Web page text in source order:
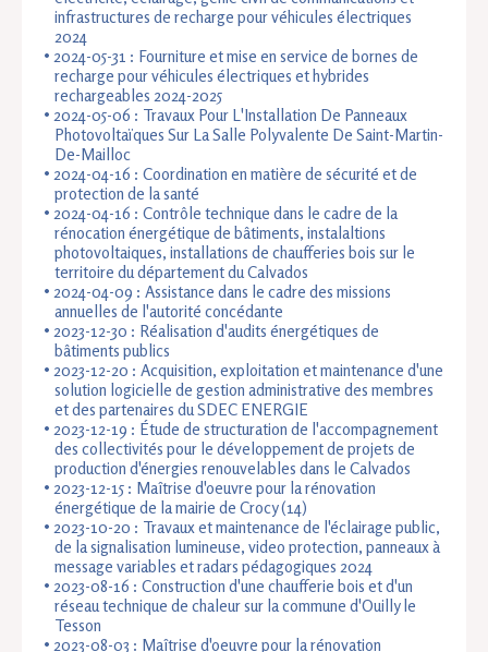
infrastructures de recharge pour véhicules électriques
2024
2024-05-31 : Fourniture et mise en service de bornes de
recharge pour véhicules électriques et hybrides
rechargeables 2024-2025
2024-05-06 : Travaux Pour L'Installation De Panneaux
Photovoltaïques Sur La Salle Polyvalente De Saint-Martin-
De-Mailloc
2024-04-16 : Coordination en matière de sécurité et de
protection de la santé
2024-04-16 : Contrôle technique dans le cadre de la
rénocation énergétique de bâtiments, instalaltions
photovoltaiques, installations de chaufferies bois sur le
territoire du département du Calvados
2024-04-09 : Assistance dans le cadre des missions
annuelles de l'autorité concédante
2023-12-30 : Réalisation d'audits énergétiques de
bâtiments publics
2023-12-20 : Acquisition, exploitation et maintenance d'une
solution logicielle de gestion administrative des membres
et des partenaires du SDEC ENERGIE
2023-12-19 : Étude de structuration de l'accompagnement
des collectivités pour le développement de projets de
production d'énergies renouvelables dans le Calvados
2023-12-15 : Maîtrise d'oeuvre pour la rénovation
énergétique de la mairie de Crocy (14)
2023-10-20 : Travaux et maintenance de l'éclairage public,
de la signalisation lumineuse, video protection, panneaux à
message variables et radars pédagogiques 2024
2023-08-16 : Construction d'une chaufferie bois et d'un
réseau technique de chaleur sur la commune d'Ouilly le
Tesson
2023-08-03 : Maîtrise d'oeuvre pour la rénovation